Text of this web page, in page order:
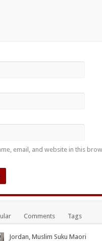
email, and website in this
Comments Tags
Jordan, Muslim Suku Maori